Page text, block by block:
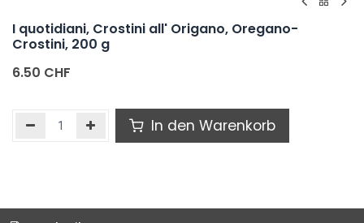
I quotidiani, Crostini all' Origano, Oregano-
Crostini, 200 g
6.50 CHF
In den Warenkorb